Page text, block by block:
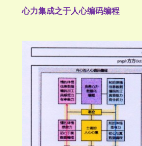
心力集成之于人心编码编程